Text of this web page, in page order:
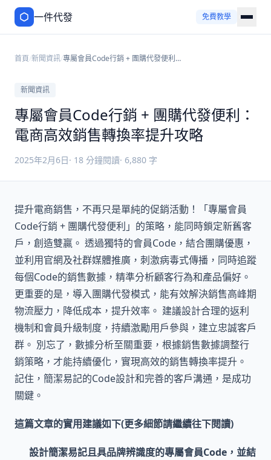
一件代發 免費教學
首頁/新聞資訊/專屬會員Code行銷 + 團購代發便利：
新聞資訊
專屬會員Code行銷 + 團購代發便利：
電商高效銷售轉換率提升攻略
2025年2月6日· 18 分鐘閱讀· 6,880 字
提升電商銷售，不再只是單純的促銷活動！「專屬會員
Code行銷 + 團購代發便利」的策略，能同時鎖定新舊客
戶，創造雙贏。 透過獨特的會員Code，結合團購優惠，
並利用官網及社群媒體推廣，刺激病毒式傳播，同時追蹤
每個Code的銷售數據，精準分析顧客行為和產品偏好。
更重要的是，導入團購代發模式，能有效解決銷售高峰期
物流壓力，降低成本，提升效率。 建議設計合理的返利
機制和會員升級制度，持續激勵用戶參與，建立忠誠客戶
群。 別忘了，數據分析至關重要，根據銷售數據調整行
銷策略，才能持續優化，實現高效的銷售轉換率提升。
記住，簡潔易記的Code設計和完善的客戶溝通，是成功
關鍵。
這篇文章的實用建議如下(更多細節請繼續往下閱讀)
設計簡潔易記且具品牌辨識度的專屬會員Code，並結